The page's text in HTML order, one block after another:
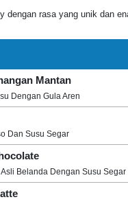
dengan rasa yang unik dan
Mantan
Dengan Gula Aren
Dan Susu Segar
Belanda Dengan Susu Segar